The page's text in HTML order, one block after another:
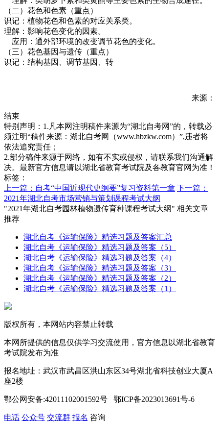
（二）花色和色素（重点）
识记：植物花色和色素的对应关系类。
理解：影响花色变化的因素。
应用：通外部环境的改变调节花色的变化。
（三）花色基因与遗传（重点）
识记：结构基因、调节基因、转
来源：
结束
特别声明：1.凡本网注明稿件来源为“湖北自考网”的，转载必
须注明“稿件来源：湖北自考网（www.hbzkw.com）”,违者将
依法追究责任；
2.部分稿件来源于网络，如有不实或侵权，请联系我们沟通解
决。最新官方信息请以湖北省教育考试院及各教育官网为准！
标签：
上一篇：自考“中国近现代史纲要”复习资料第一章 下一篇：
2021年湖北自考市场营销与策划课程考试大纲
"2021年湖北自考园林植物遗传育种课程考试大纲" 相关文章
推荐
湖北自考《运输保险》精选习题及答案汇总
湖北自考《运输保险》精选习题及答案（5）
湖北自考《运输保险》精选习题及答案（4）
湖北自考《运输保险》精选习题及答案（3）
湖北自考《运输保险》精选习题及答案（2）
湖北自考《运输保险》精选习题及答案（1）
版权所有，本网站内容禁止转载
本网所提供的信息仅供学习交流使用，官方信息以湖北省教育
考试院发布为准
报名地址：武汉市武昌区洪山东区34号湖北省科技创业大厦A
座2楼
鄂公网安备:42011102001592号 鄂ICP备2023013691号-6
电话 公众号 交流群 报名 咨询